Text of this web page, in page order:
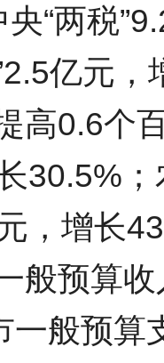
“两税
亿元
高0.6个
30.5%
，增长
般预算
一般预算